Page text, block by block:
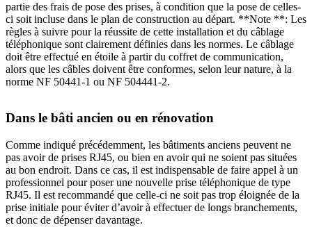
partie des frais de pose des prises, à condition que la pose de celles-
ci soit incluse dans le plan de construction au départ. **Note **: Les
règles à suivre pour la réussite de cette installation et du câblage
téléphonique sont clairement définies dans les normes. Le câblage
doit être effectué en étoile à partir du coffret de communication,
alors que les câbles doivent être conformes, selon leur nature, à la
norme NF 50441-1 ou NF 504441-2.
Dans le bâti ancien ou en rénovation
Comme indiqué précédemment, les bâtiments anciens peuvent ne
pas avoir de prises RJ45, ou bien en avoir qui ne soient pas situées
au bon endroit. Dans ce cas, il est indispensable de faire appel à un
professionnel pour poser une nouvelle prise téléphonique de type
RJ45. Il est recommandé que celle-ci ne soit pas trop éloignée de la
prise initiale pour éviter d’avoir à effectuer de longs branchements,
et donc de dépenser davantage.